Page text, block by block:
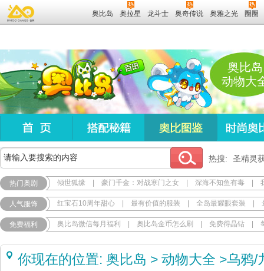
奥比岛 奥拉星 龙斗士 奥奇传说 奥雅之光 圈圈
奥比岛
动物大
热搜: 圣精灵
热门奥剧 倾世狐缘 豪门千金：对战寒门之女 深海不知鱼有毒
人气服饰 红宝石10周年甜心 最有价值的服装 全岛最耀眼套装
免费福利 奥比岛微信每月福利 奥比岛金币怎么刷 免费得晶钻
你现在的位置: 奥比岛 > 动物大全 >乌鸦/